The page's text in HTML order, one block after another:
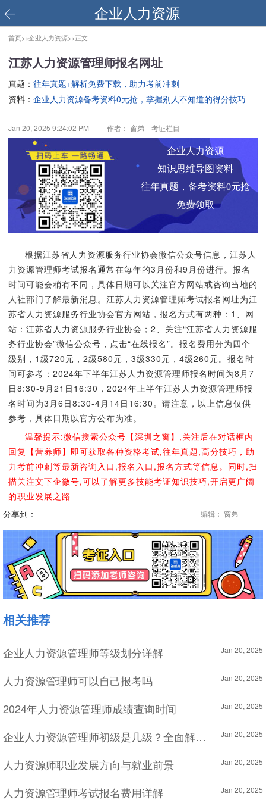
企业人力资源
首页>>企业人力资源>>正文
江苏人力资源管理师报名网址
真题： 往年真题+解析免费下载，助力考前冲刺
资料： 企业人力资源备考资料0元抢，掌握别人不知道的得分技巧
Jan 20, 2025 9:24:02 PM 作者： 窗弟 考证栏目
企业人力资源
知识思维导图资料
往年真题，备考资料0元抢
免费领取
根据江苏省人力资源服务行业协会微信公众号信息，江苏人
力资源管理师考试报名通常在每年的3月份和9月份进行。报名
时间可能会稍有不同，具体日期可以关注官方网站或咨询当地的
人社部门了解最新消息。江苏人力资源管理师考试报名网址为江
苏省人力资源服务行业协会官方网站，报名方式有两种：1、网
站：江苏省人力资源服务行业协会；2、关注“江苏省人力资源服
务行业协会”微信公众号，点击“在线报名”。报名费用分为四个
级别，1级720元，2级580元，3级330元，4级260元。报名时
间可参考：2024年下半年江苏人力资源管理师报名时间为8月7
日8:30-9月21日16:30，2024年上半年江苏人力资源管理师报
名时间为3月6日8:30-4月14日16:30。请注意，以上信息仅供
参考，具体日期以官方公布为准。
温馨提示:微信搜索公众号【深圳之窗】,关注后在对话框内
回复【营养师】即可获取各种资格考试,往年真题,高分技巧，助
力考前冲刺等最新咨询入口,报名入口,报名方式等信息。同时,扫
描关注文下企微号,可以了解更多技能考证知识技巧,开启更广阔
的职业发展之路
分享到：
编辑： 窗弟
相关推荐
企业人力资源管理师等级划分详解 Jan 20, 2025
人力资源管理师可以自己报考吗 Jan 20, 2025
2024年人力资源管理师成绩查询时间 Jan 20, 2025
企业人力资源管理师初级是几级？全面解析人力资源管理师的等级体系 Jan 20, 2025
人力资源师职业发展方向与就业前景 Jan 20, 2025
人力资源管理师考试报名费用详解 Jan 20, 2025